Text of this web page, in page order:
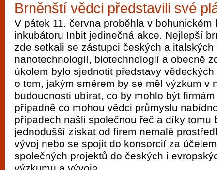
Brněnští vědci představili své
V pátek 11. června proběhla v bohunickém
inkubátoru Inbit jedinečná akce. Nejlepší
zde setkali se zástupci českých a italských
nanotechnologií, biotechnologií a obecně
úkolem bylo sjednotit představy
o tom, jakým směrem by se měl výzkum v
budoucnosti ubírat, co by mohlo být
případně co mohou vědci průmyslu
případech našli společnou řeč a díky tomu
jednodušší získat od firem nemalé
vývoj nebo se spojit do konsorcií za
společných projektů do českých i
Průvodce
Brně: Od
automaty
Brno je
zajímavé
restaurace,
Mimo jiné je ale také místem, kde si
vyzkoušet různé kasinové hry. V
metropoli naleznete širokou nabídku her
po moderní automaty jak pro pravidelné
příležitostné hráče. V...